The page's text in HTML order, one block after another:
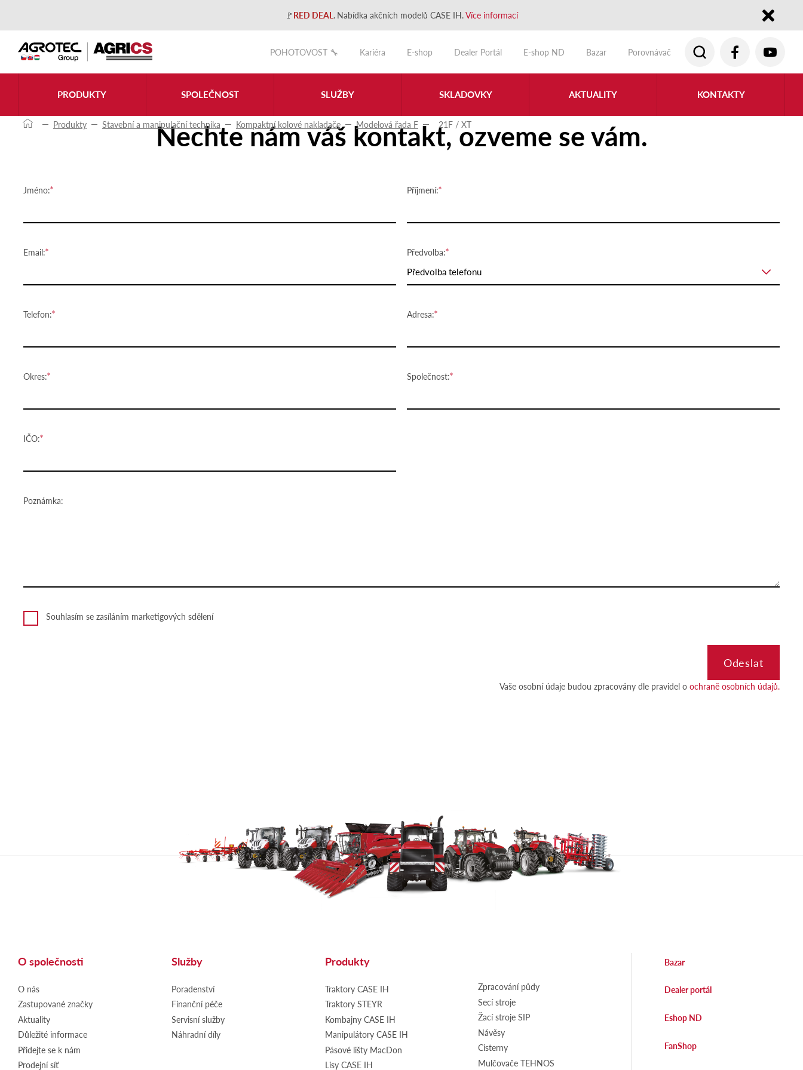
🚩RED DEAL. Nabídka akčních modelů CASE IH.Více informací
POHOTOVOST 🔧
Kariéra E-shop Dealer Portál E-shop ND Bazar Porovnávač
PRODUKTY SPOLEČNOST SLUŽBY SKLADOVKY AKTUALITY KONTAKTY
Produkty Stavební a manipulační technika Kompaktní kolové nakladače Modelová řada F 21F / XT
Kontaktujte nás
Nechte nám váš kontakt, ozveme se vám.
Jméno: Příjmení:
Email: Předvolba:
Předvolba telefonu
Telefon: Adresa:
Okres: Společnost:
IČO:
Poznámka:
Souhlasím se zasíláním marketigových sdělení
Vaše osobní údaje budou zpracovány dle pravidel o ochraně osobních údajů.
O společnosti
O nás
Zastupované značky
Aktuality
Důležité informace
Přidejte se k nám
Prodejní síť
Služby
Poradenství
Finanční péče
Servisní služby
Náhradní díly
Produkty
Traktory CASE IH
Traktory STEYR
Kombajny CASE IH
Manipulátory CASE IH
Pásové lišty MacDon
Lisy CASE IH
Zpracování půdy
Secí stroje
Žací stroje SIP
Návěsy
Cisterny
Mulčovače TEHNOS
Bazar
Dealer portál
Eshop ND
FanShop